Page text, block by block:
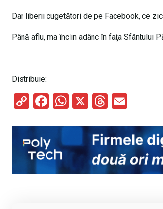
Dar liberii cugetători de pe Facebook, ce
Până aflu, ma înclin adânc în faţa Sfântului
Distribuie:
C
py
Li
n
k
F
ce
b
o
o
W
at
s
A
p
X
T
e
a
d
s
ail